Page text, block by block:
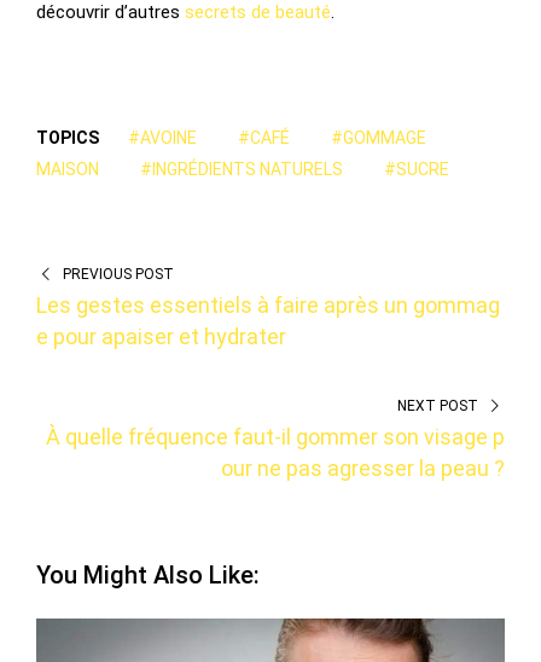
découvrir d’autres secrets de beauté.
TOPICS #AVOINE #CAFÉ
#GOMMAGE
MAISON
#INGRÉDIENTS NATURELS #SUCRE
PREVIOUS POST
Les gestes essentiels à faire après un gommag
e pour apaiser et hydrater
NEXT POST
À quelle fréquence faut-il gommer son visage p
our ne pas agresser la peau ?
You Might Also Like: